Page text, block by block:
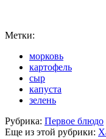
Метки:
морковь
картофель
сыр
капуста
зелень
Рубрика: Первое блюдо
Еще из этой рубрики: